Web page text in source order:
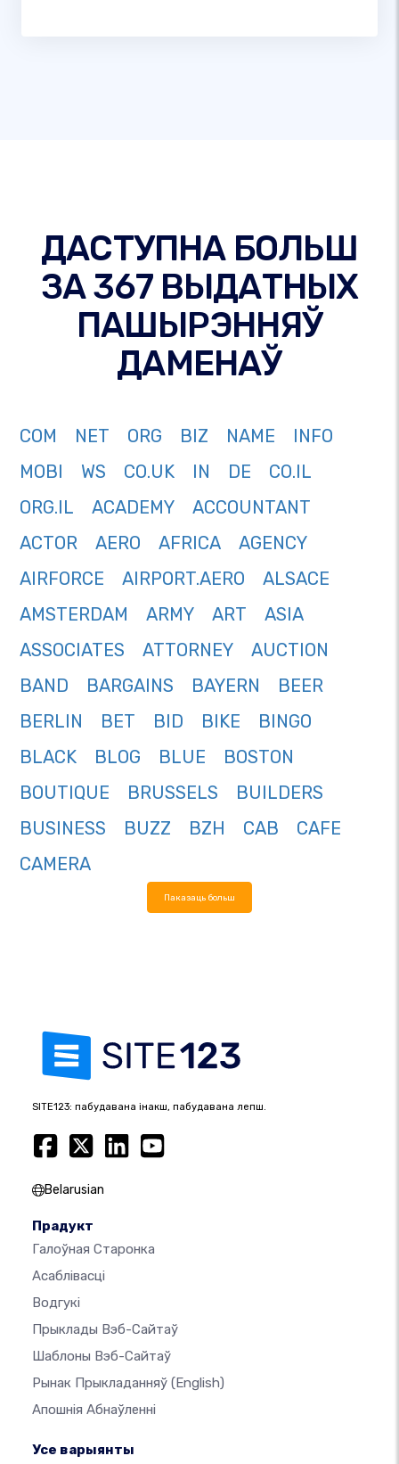
ДАСТУПНА БОЛЬШ
ЗА 367 ВЫДАТНЫХ
ПАШЫРЭННЯЎ
ДАМЕНАЎ
COM NET ORG BIZ NAME
INFO
MOBI
WS CO.UK IN DE
CO.IL
ORG.IL
ACADEMY
ACCOUNTANT
ACTOR
AERO AFRICA
AGENCY
AIRFORCE
AIRPORT.AERO
ALSACE
AMSTERDAM
ARMY ART
ASIA
ASSOCIATES
ATTORNEY
AUCTION
BAND
BARGAINS BAYERN
BEER
BERLIN
BET BID BIKE
BINGO
BLACK
BLOG BLUE
BOSTON
BOUTIQUE
BRUSSELS
BUILDERS
BUSINESS
BUZZ BZH CAB
CAFE
CAMERA
Паказаць больш
SITE123: пабудавана інакш, пабудавана лепш.
Belarusian
Прадукт
Галоўная Старонка
Асаблівасці
Водгукі
Прыклады Вэб-Сайтаў
Шаблоны Вэб-Сайтаў
Рынак Прыкладанняў (English)
Апошнія Абнаўленні
Усе варыянты